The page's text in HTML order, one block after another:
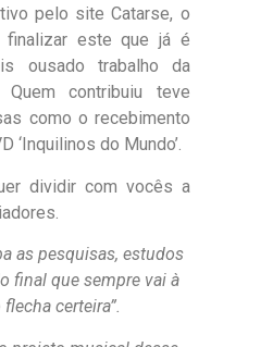
pelo site Catarse, o
finalizar este que já é
ousado trabalho da
contribuiu teve
como o recebimento
‘Inquilinos do Mundo’.
dividir com vocês a
as pesquisas, estudos
final que sempre vai à
certeira”.